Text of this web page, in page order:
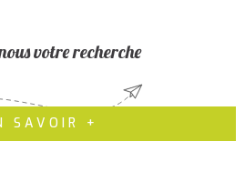
votre recherche
SAVOIR +